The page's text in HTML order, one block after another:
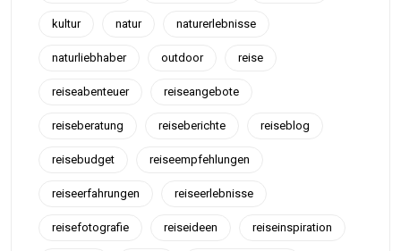
kultur natur naturerlebnisse
naturliebhaber outdoor reise
reiseabenteuer reiseangebote
reiseberatung reiseberichte reiseblog
reisebudget reiseempfehlungen
reiseerfahrungen reiseerlebnisse
reisefotografie reiseideen reiseinspiration